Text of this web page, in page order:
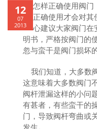
12
07
2013
怎样正确使用阀门
正确使用才会对
心建议大家阀门在
明书，严格按阀门的
忽与蛮干是阀门损坏
我们知道，大多数
这意味着大多数阀门
阀杆泄漏这样的小问
有甚者，有些蛮干的
门，导致阀杆弯曲或
发生。